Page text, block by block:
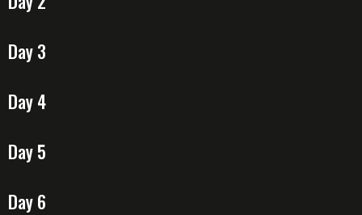
Day 3
Day 4
Day 5
Day 6